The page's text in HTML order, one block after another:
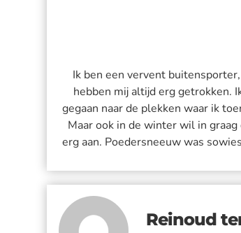
Ik ben een vervent
hebben mij altijd erg getrokken.
gegaan naar de plekken waar ik
Maar ook in de winter wil in
erg aan. Poedersneeuw was
Reinoud